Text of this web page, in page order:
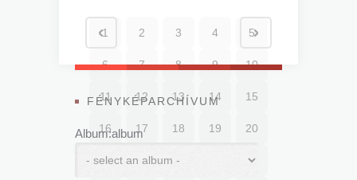
1 2 3 4 5
6 7 8 9 10
11 12 13 14 15
16 17 18 19 20
21 22 23 25
FÉNYKÉPARCHÍVUM
Album:album